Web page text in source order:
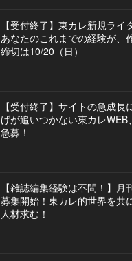
【受付終了】東カレ新規ライ
あなたのこれまでの経験が、
締切は10/20（日）
【受付終了】サイトの急成長
げが追いつかない東カレWEB
急募！
【雑誌編集経験は不問！】月
募集開始！東カレ的世界を共
人材求む！